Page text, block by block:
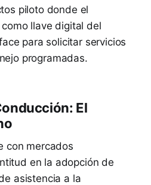
piloto donde el
llave digital del
para solicitar servicios
programadas.
El
con mercados
en la adopción de
asistencia a la